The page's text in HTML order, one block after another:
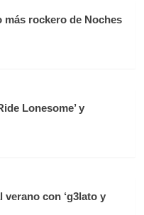
rockero de Noches
Lonesome’ y
verano con ‘g3lato y